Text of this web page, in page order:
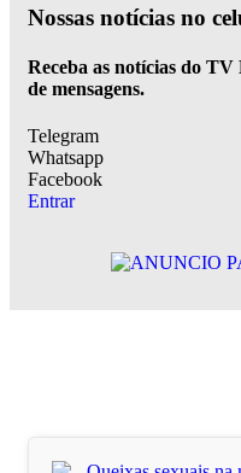
Nossas notícias no
Receba as notícias do
de mensagens.
Telegram
Whatsapp
Facebook
Entrar